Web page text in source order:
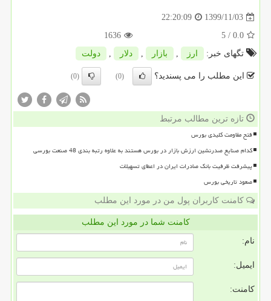
1399/11/03
22:20:09
0.0
/ 5
1636
تگهای خبر:
ارز , بازار , دلار , دولت
این مطلب را می پسندید؟ (0)
(0)
تازه ترین مطالب مرتبط
فتح مقاومت کلیدی بورس
کدام صنایع صدرنشین ارزش بازار در بورس هستند به علاوه رتبه بندی 48 صنعت بورسی
پیشرفت ظرفیت بانک صادرات ایران در اعطای تسهیلات
صعود تاریخی بورس
کامنت کاربران پول من در مورد این مطلب
کامنت شما در مورد این مطلب
نام:
ایمیل:
کامنت: